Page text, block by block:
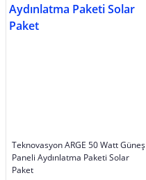
Teknovasyon ARGE 50 Watt Güneş
Paneli Aydınlatma Paketi Solar
Paket